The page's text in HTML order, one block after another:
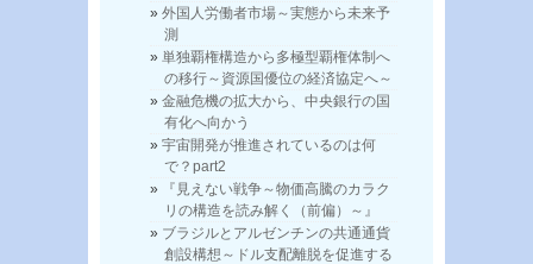
外国人労働者市場～実態から未来予
測
単独覇権構造から多極型覇権体制へ
の移行～資源国優位の経済協定へ～
金融危機の拡大から、中央銀行の国
有化へ向かう
宇宙開発が推進されているのは何
で？part2
『見えない戦争～物価高騰のカラク
リの構造を読み解く（前偏）～』
ブラジルとアルゼンチンの共通通貨
創設構想～ドル支配離脱を促進する